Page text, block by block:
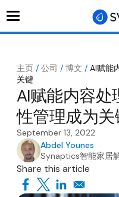
切
主页 / 公司 / 博文 / AI赋能
关键
AI赋能内容
性管理成为关
September 13, 2022
Abdel Younes
Synaptics智能家居
Share this article